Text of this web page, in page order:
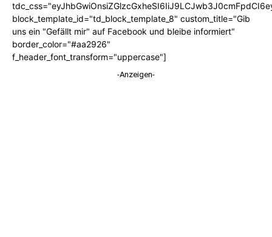
block_template_id="td_block_template_8" custom_title="Gib
uns ein "Gefällt mir" auf Facebook und bleibe informiert"
border_color="#aa2926"
f_header_font_transform="uppercase"]
-Anzeigen-